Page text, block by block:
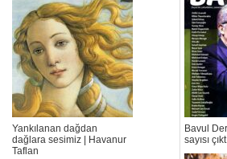
Yankılanan dağdan
dağlara sesimiz | Havanur
Taflan
Bavul
sayısı